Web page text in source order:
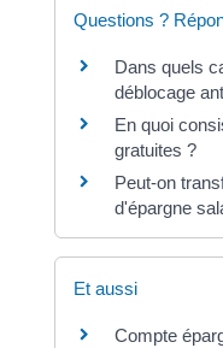
Questions ?
Dans quels
déblocage
En quoi
gratuites ?
Peut-on
d'épargne
Et aussi
Compte